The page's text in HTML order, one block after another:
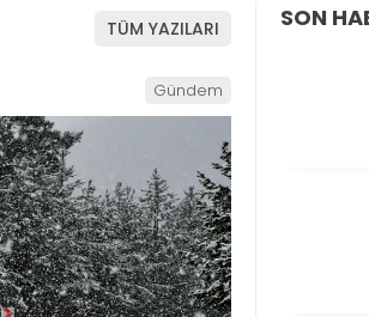
TÜM YAZILARI
Gündem
SON